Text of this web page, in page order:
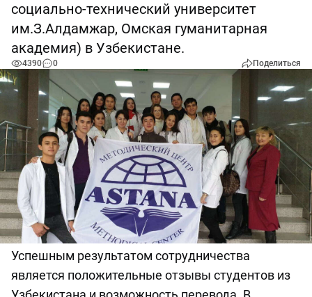
социально-технический университет
им.З.Алдамжар, Омская гуманитарная
академия) в Узбекистане.
4390 0 Поделиться
Успешным результатом сотрудничества
является положительные отзывы студентов из